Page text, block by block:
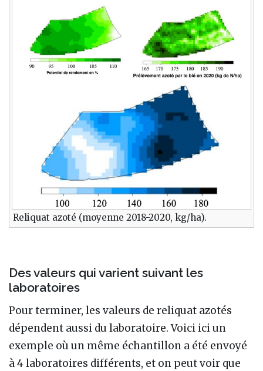
Reliquat azoté (moyenne 2018-2020, kg/ha).
Des valeurs qui varient suivant les
laboratoires
Pour terminer, les valeurs de reliquat azotés
dépendent aussi du laboratoire. Voici ici un
exemple où un même échantillon a été envoyé
à 4 laboratoires différents, et on peut voir que